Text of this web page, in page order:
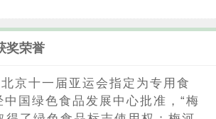
奖荣誉
京十一届亚运会指定为专用食
国绿色食品发展中心批准，“梅